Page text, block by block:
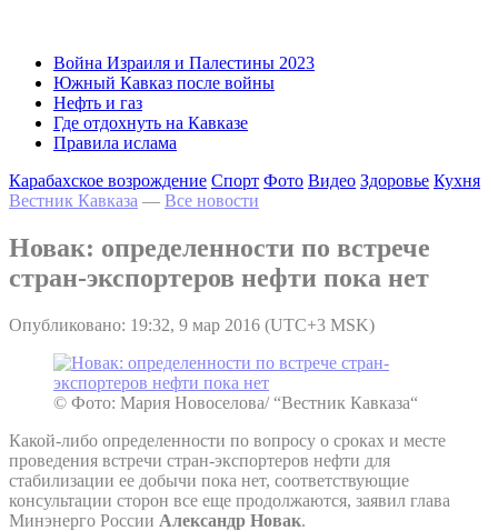
Война Израиля и Палестины 2023
Южный Кавказ после войны
Нефть и газ
Где отдохнуть на Кавказе
Правила ислама
Карабахское возрождение Спорт Фото Видео Здоровье Кухня
Вестник Кавказа — Все новости
Новак: определенности по встрече
стран-экспортеров нефти пока нет
Опубликовано: 19:32, 9 мар 2016 (UTC+3 MSK)
© Фото: Мария Новоселова/ “Вестник Кавказа“
Какой-либо определенности по вопросу о сроках и месте
проведения встречи стран-экспортеров нефти для
стабилизации ее добычи пока нет, соответствующие
консультации сторон все еще продолжаются, заявил глава
Минэнерго России Александр Новак.